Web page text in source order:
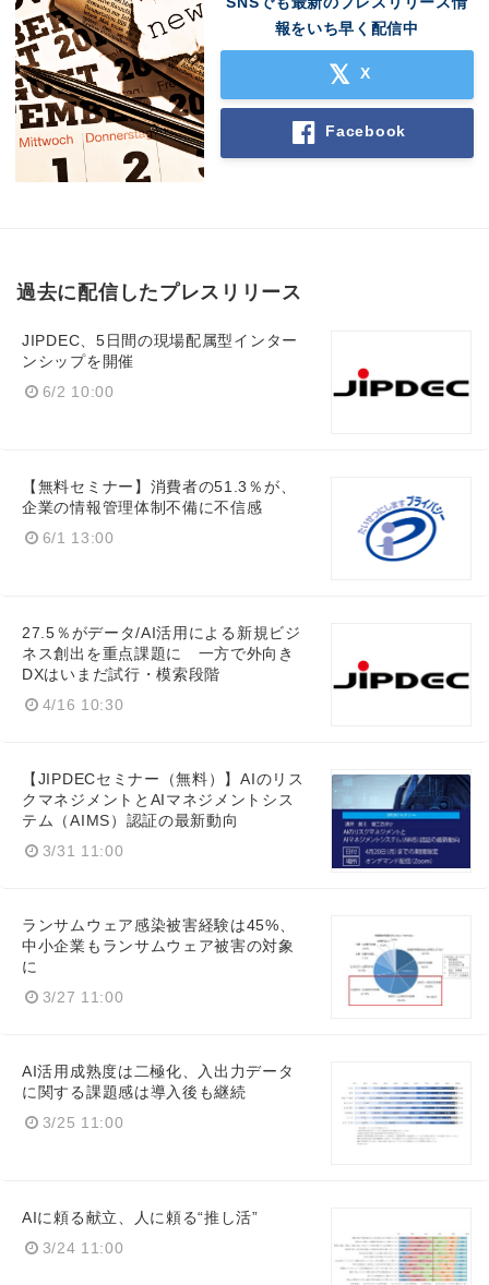
報をいち早く配信中
X
Facebook
過去に配信したプレスリリース
JIPDEC、5日間の現場配属型インター
ンシップを開催
6/2 10:00
【無料セミナー】消費者の51.3％が、
企業の情報管理体制不備に不信感
6/1 13:00
27.5％がデータ/AI活用による新規ビジ
ネス創出を重点課題に 一方で外向き
DXはいまだ試行・模索段階
4/16 10:30
【JIPDECセミナー（無料）】AIのリス
クマネジメントとAIマネジメントシス
テム（AIMS）認証の最新動向
3/31 11:00
ランサムウェア感染被害経験は45%、
中小企業もランサムウェア被害の対象
に
3/27 11:00
AI活用成熟度は二極化、入出力データ
に関する課題感は導入後も継続
3/25 11:00
AIに頼る献立、人に頼る“推し活”
3/24 11:00